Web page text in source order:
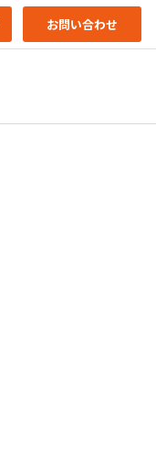
お問い合わせ